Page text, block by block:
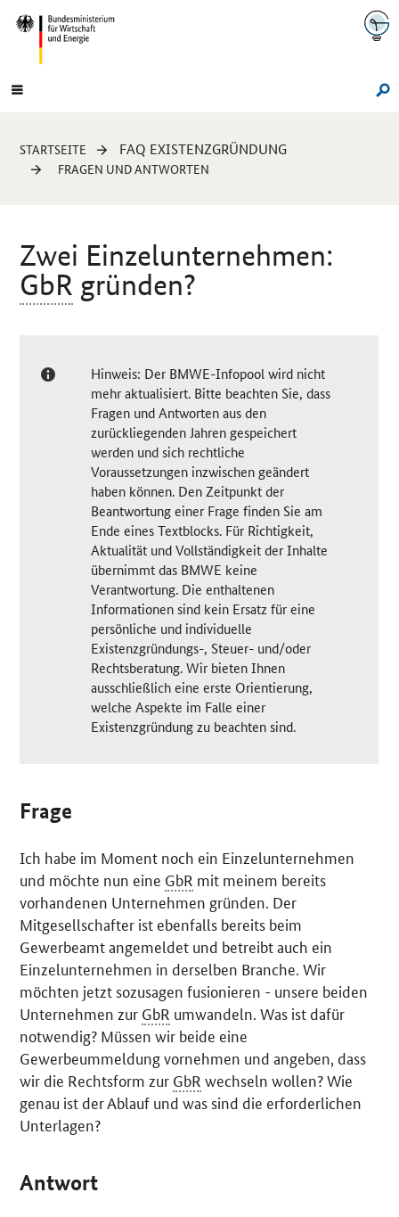
Navigation
Hauptmenü
Sie
sind
STARTSEITE FAQ EXISTENZGRÜNDUNG
FRAGEN UND ANTWORTEN
Zwei Einzelunternehmen:
GbR gründen?
Hinweis: Der BMWE-Infopool wird nicht
mehr aktualisiert. Bitte beachten Sie, dass
Fragen und Antworten aus den
zurückliegenden Jahren gespeichert
werden und sich rechtliche
Voraussetzungen inzwischen geändert
haben können. Den Zeitpunkt der
Beantwortung einer Frage finden Sie am
Ende eines Textblocks. Für Richtigkeit,
Aktualität und Vollständigkeit der Inhalte
übernimmt das BMWE keine
Verantwortung. Die enthaltenen
Informationen sind kein Ersatz für eine
persönliche und individuelle
Existenzgründungs-, Steuer- und/oder
Rechtsberatung. Wir bieten Ihnen
ausschließlich eine erste Orientierung,
welche Aspekte im Falle einer
Existenzgründung zu beachten sind.
Frage
Ich habe im Moment noch ein Einzelunternehmen
und möchte nun eine GbR mit meinem bereits
vorhandenen Unternehmen gründen. Der
Mitgesellschafter ist ebenfalls bereits beim
Gewerbeamt angemeldet und betreibt auch ein
Einzelunternehmen in derselben Branche. Wir
möchten jetzt sozusagen fusionieren - unsere beiden
Unternehmen zur GbR umwandeln. Was ist dafür
notwendig? Müssen wir beide eine
Gewerbeummeldung vornehmen und angeben, dass
wir die Rechtsform zur GbR wechseln wollen? Wie
genau ist der Ablauf und was sind die erforderlichen
Unterlagen?
Antwort